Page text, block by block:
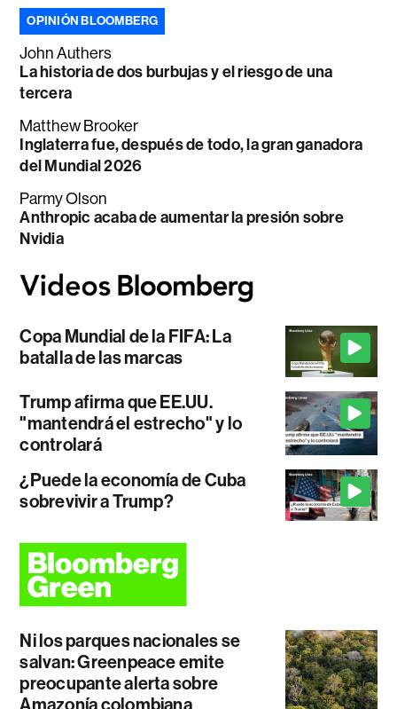
OPINIÓN BLOOMBERG
John Authers
La historia de dos burbujas y el riesgo de una
tercera
Matthew Brooker
Inglaterra fue, después de todo, la gran ganadora
del Mundial 2026
Parmy Olson
Anthropic acaba de aumentar la presión sobre
Nvidia
Copa Mundial de la FIFA: La
batalla de las marcas
Trump afirma que EE.UU.
"mantendrá el estrecho" y lo
controlará
¿Puede la economía de Cuba
sobrevivir a Trump?
Ni los parques nacionales se
salvan: Greenpeace emite
preocupante alerta sobre
Amazonía colombiana